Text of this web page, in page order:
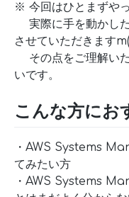
※ 今回はひとまずや
実際に手を動かし
させていただきます
その点をご理解い
いです。
こんな方にお
・AWS Systems
てみたい方
・AWS Systems